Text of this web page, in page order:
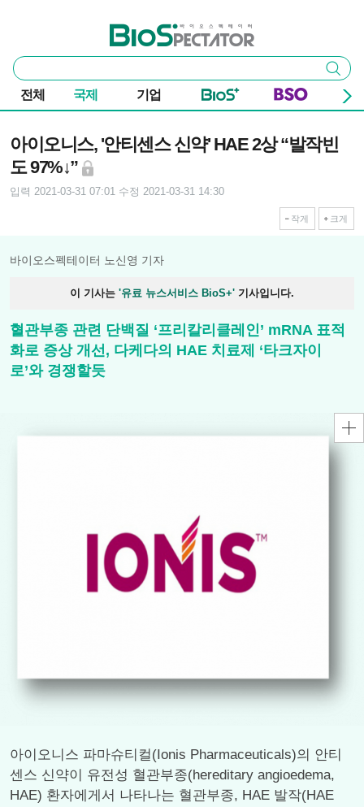
바이오스펙테이터
통
합
검
색
검색
전체 국제 기업
아이오니스, '안티센스 신약' HAE 2상 “발작빈
도 97%↓”
입력 2021-03-31 07:01 수정 2021-03-31 14:30
작게 크게
바이오스펙테이터 노신영 기자
이 기사는 '유료 뉴스서비스 BioS+' 기사입니다.
혈관부종 관련 단백질 ‘프리칼리클레인’ mRNA 표적
화로 증상 개선, 다케다의 HAE 치료제 ‘타크자이
로’와 경쟁할듯
아이오니스 파마슈티컬(Ionis Pharmaceuticals)의 안티
센스 신약이 유전성 혈관부종(hereditary angioedema,
HAE) 환자에게서 나타나는 혈관부종, HAE 발작(HAE